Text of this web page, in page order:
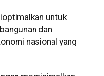
untuk
dan
nasional yang